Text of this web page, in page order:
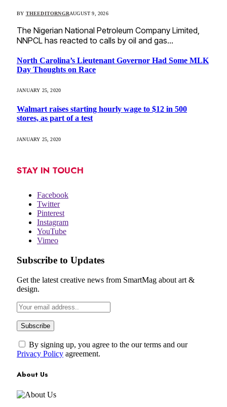
BY THEEDITORNGRAUGUST 9, 2026
The Nigerian National Petroleum Company Limited,
NNPCL has reacted to calls by oil and gas…
North Carolina’s Lieutenant Governor Had Some MLK
Day Thoughts on Race
JANUARY 25, 2020
Walmart raises starting hourly wage to $12 in 500
stores, as part of a test
JANUARY 25, 2020
STAY IN TOUCH
Facebook
Twitter
Pinterest
Instagram
YouTube
Vimeo
Subscribe to Updates
Get the latest creative news from SmartMag about art &
design.
By signing up, you agree to the our terms and our
Privacy Policy agreement.
About Us